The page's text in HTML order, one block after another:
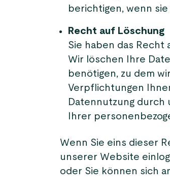
berichtigen, wenn
Recht auf Löschung
Sie haben das Recht
Wir löschen Ihre
benötigen, zu dem
Verpflichtungen
Datennutzung durch
Ihrer
Wenn Sie eins dieser
unserer Website
oder Sie können sich